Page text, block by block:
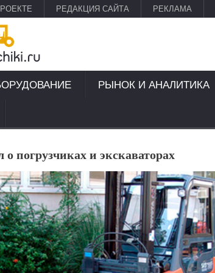
РЕДАКЦИЯ САЙТА РЕКЛАМА
РЫНОК И АНАЛИТИКА
погрузчиках и экскаваторах